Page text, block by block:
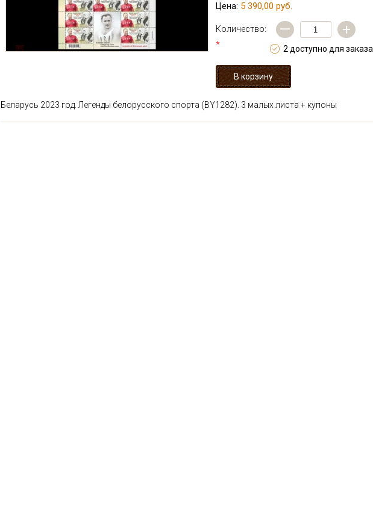
Цена: 5 390,00 руб.
Количество:
*
— +
2 доступно для заказа
Беларусь 2023 год. Легенды белорусского спорта (BY1282). 3 малых листа + купоны